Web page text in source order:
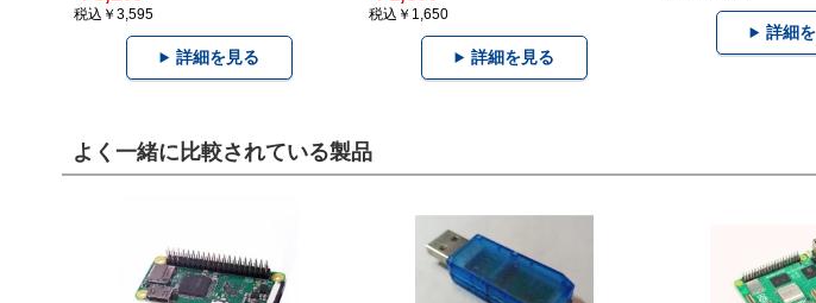
税込￥3,595
詳細を見る
税込￥1,650
詳細を見る
詳細
よく一緒に比較されている製品